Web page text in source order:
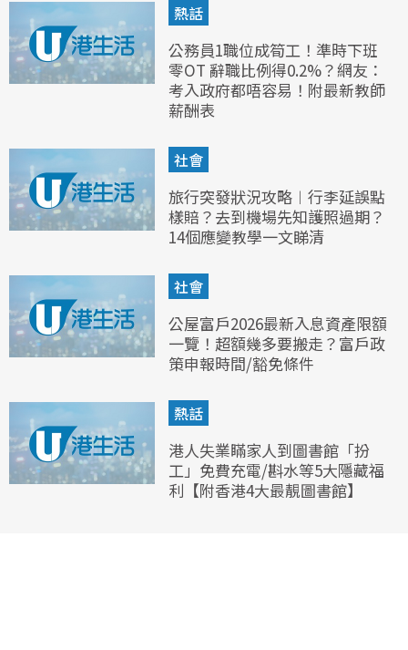
熱話
公務員1職位成筍工！準時下班
零OT 辭職比例得0.2%？網友：
考入政府都唔容易！附最新教師
薪酬表
社會
旅行突發狀況攻略︱行李延誤點
樣賠？去到機場先知護照過期？
14個應變教學一文睇清
社會
公屋富戶2026最新入息資產限額
一覽！超額幾多要搬走？富戶政
策申報時間/豁免條件
熱話
港人失業瞞家人到圖書館「扮
工」免費充電/斟水等5大隱藏福
利【附香港4大最靚圖書館】